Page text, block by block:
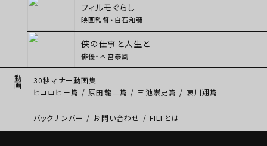
フィルモぐらし
映画監督・白石和彌
侠の仕事と人生と
俳優・本宮泰風
動画
30秒マナー動画集
ヒコロヒー篇 / 原田龍二篇 / 三池崇史篇 / 哀川翔篇
バックナンバー / お問い合わせ / FILTとは